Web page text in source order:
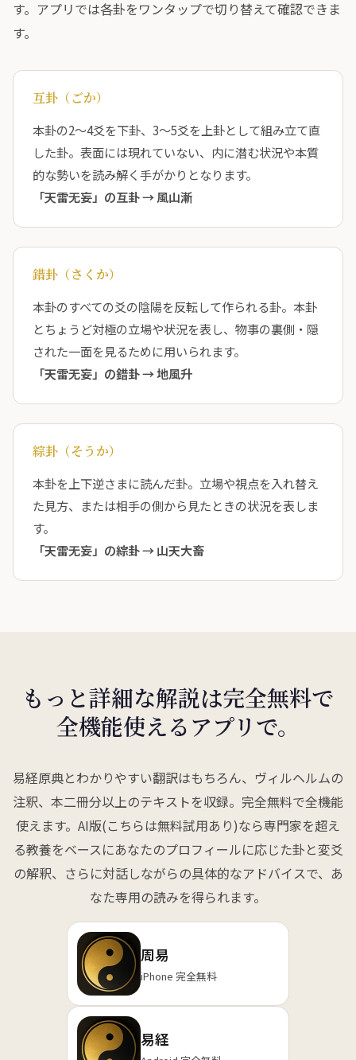
す。アプリでは各卦をワンタップで切り替えて確認できま
す。
互卦（ごか）
本卦の2〜4爻を下卦、3〜5爻を上卦として組み立て直
した卦。表面には現れていない、内に潜む状況や本質
的な勢いを読み解く手がかりとなります。
「天雷无妄」の互卦 →風山漸
錯卦（さくか）
本卦のすべての爻の陰陽を反転して作られる卦。本卦
とちょうど対極の立場や状況を表し、物事の裏側・隠
された一面を見るために用いられます。
「天雷无妄」の錯卦 →地風升
綜卦（そうか）
本卦を上下逆さまに読んだ卦。立場や視点を入れ替え
た見方、または相手の側から見たときの状況を表しま
す。
「天雷无妄」の綜卦 →山天大畜
もっと詳細な解説は完全無料で
全機能使えるアプリで。
易経原典とわかりやすい翻訳はもちろん、ヴィルヘルムの
注釈、本二冊分以上のテキストを収録。完全無料で全機能
使えます。AI版(こちらは無料試用あり)なら専門家を超え
る教養をベースにあなたのプロフィールに応じた卦と変爻
の解釈、さらに対話しながらの具体的なアドバイスで、あ
なた専用の読みを得られます。
周易
iPhone 完全無料
易経